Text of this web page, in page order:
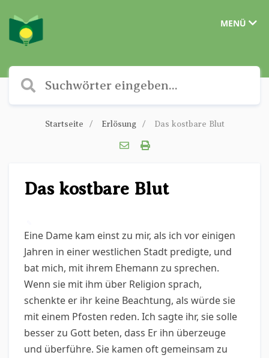
MENÜ
Startseite Erlösung Das kostbare Blut
Das kostbare Blut
Eine Dame kam einst zu mir, als ich vor einigen
Jahren in einer westlichen Stadt predigte, und
bat mich, mit ihrem Ehemann zu sprechen.
Wenn sie mit ihm über Religion sprach,
schenkte er ihr keine Beachtung, als würde sie
mit einem Pfosten reden. Ich sagte ihr, sie solle
besser zu Gott beten, dass Er ihn überzeuge
und überführe. Sie kamen oft gemeinsam zu